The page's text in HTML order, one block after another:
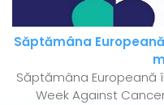
Săptămâna
Săptămâna Europeană
Week Against